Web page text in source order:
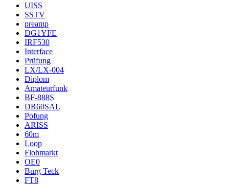
UISS
SSTV
preamp
DG1YFE
IRF530
Interface
Prüfung
LX/LX-004
Diplom
Amateurfunk
BF-888S
DR60SAL
Pofung
ARISS
60m
Loop
Flohmarkt
OE0
Burg Teck
FT8